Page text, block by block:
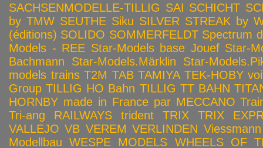
SACHSENMODELLE-TILLIG SAI SCHICHT
by TMW SEUTHE Siku SILVER STREAK by
(éditions) SOLIDO SOMMERFELDT Spectrum
Models - REE Star-Models base Jouef Star-
Bachmann
Star-Models.Märklin
Star-
models trains T2M TAB TAMIYA TEK-HOBY
Group TILLIG HO Bahn TILLIG TT BAHN
HORNBY made in France par MECCANO
Tri-ang RAILWAYS
trident TRIX
TRIX
VALLEJO VB VEREM VERLINDEN Viessmann
Modellbau WESPE MODELS WHEELS OF